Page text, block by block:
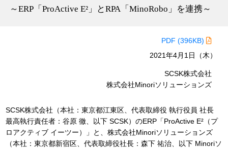
～ERP「ProActive E²」とRPA「MinoRobo」を連携～
PDF (396KB)
2021年4月1日（木）
SCSK株式会社
株式会社Minoriソリューションズ
SCSK株式会社（本社：東京都江東区、代表取締役 執行役員 社長
最高執行責任者：谷原 徹、以下 SCSK）のERP「ProActive E²（プ
ロアクティブ イーツー）」と、株式会社Minoriソリューションズ
（本社：東京都新宿区、代表取締役社長：森下 祐治、以下 Minoriソ